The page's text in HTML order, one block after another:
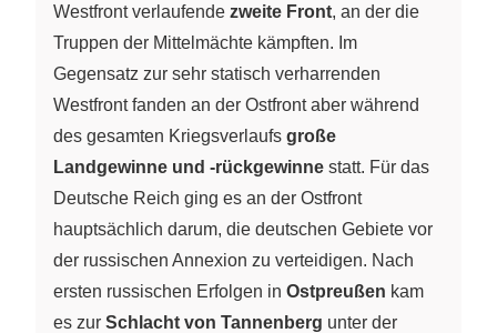
Westfront verlaufende zweite Front, an der die
Truppen der Mittelmächte kämpften. Im
Gegensatz zur sehr statisch verharrenden
Westfront fanden an der Ostfront aber während
des gesamten Kriegsverlaufs große
Landgewinne und -rückgewinne statt. Für das
Deutsche Reich ging es an der Ostfront
hauptsächlich darum, die deutschen Gebiete vor
der russischen Annexion zu verteidigen. Nach
ersten russischen Erfolgen in Ostpreußen kam
es zur Schlacht von Tannenberg unter der